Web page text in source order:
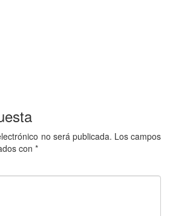
no será publicada. Los campos
con *